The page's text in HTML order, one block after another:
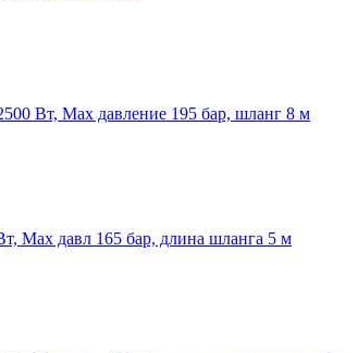
Вт, Max давление 195 бар, шланг 8 м
Max давл 165 бар, длина шланга 5 м